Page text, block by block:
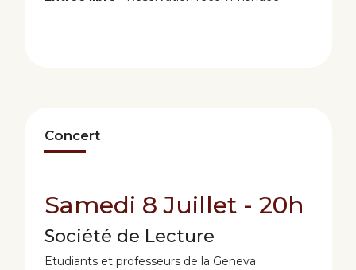
Concert
Samedi 8 Juillet - 20h
Société de Lecture
Etudiants et professeurs de la Geneva